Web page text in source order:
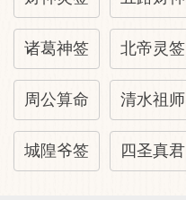
诸葛神签 北帝灵签
周公算命 清水祖师
城隍爷签 四圣真君